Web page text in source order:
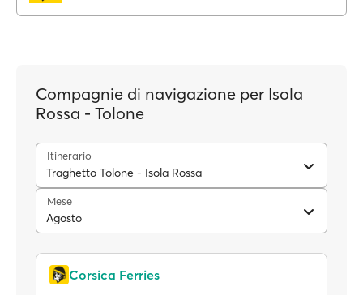
Compagnie di navigazione per Isola
Rossa - Tolone
Itinerario
Traghetto Tolone - Isola Rossa
Mese
Agosto
Corsica Ferries